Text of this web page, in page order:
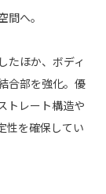
へ。
たほか、ボディ
合部を強化。優
トレート構造や
性を確保してい